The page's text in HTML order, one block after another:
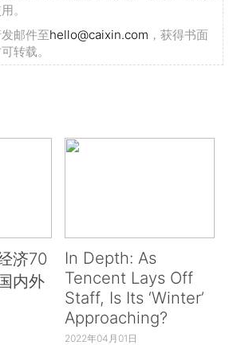
。
邮件至hello@caixin.com ，获得书面
转载。
济70
内外
In Depth: As
Tencent Lays Off
Staff, Is Its ‘Winter’
Approaching?
2022年04月01日